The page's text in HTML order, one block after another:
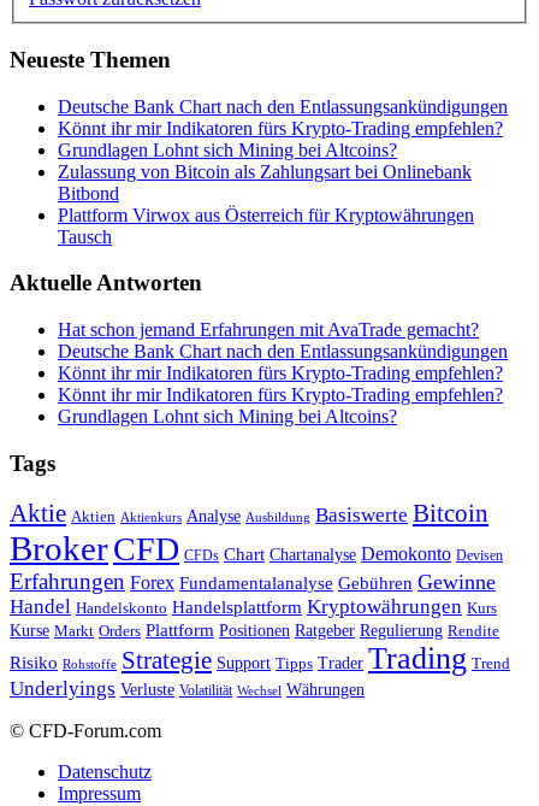
Neueste Themen
Deutsche Bank Chart nach den Entlassungsankündigungen
Könnt ihr mir Indikatoren fürs Krypto-Trading empfehlen?
Grundlagen Lohnt sich Mining bei Altcoins?
Zulassung von Bitcoin als Zahlungsart bei Onlinebank
Bitbond
Plattform Virwox aus Österreich für Kryptowährungen
Tausch
Aktuelle Antworten
Hat schon jemand Erfahrungen mit AvaTrade gemacht?
Deutsche Bank Chart nach den Entlassungsankündigungen
Könnt ihr mir Indikatoren fürs Krypto-Trading empfehlen?
Könnt ihr mir Indikatoren fürs Krypto-Trading empfehlen?
Grundlagen Lohnt sich Mining bei Altcoins?
Tags
Aktie Aktien Aktienkurs Analyse Ausbildung Basiswerte Bitcoin
BrokerCFD CFDs Chart Chartanalyse Demokonto Devisen
Erfahrungen Forex Fundamentalanalyse Gebühren Gewinne
Handel Handelskonto Handelsplattform Kryptowährungen Kurs
Kurse Markt Orders Plattform Positionen Ratgeber Regulierung Rendite
Risiko Rohstoffe Strategie Support Tipps Trader Trading Trend
Underlyings Verluste Volatilität Wechsel Währungen
© CFD-Forum.com
Datenschutz
Impressum